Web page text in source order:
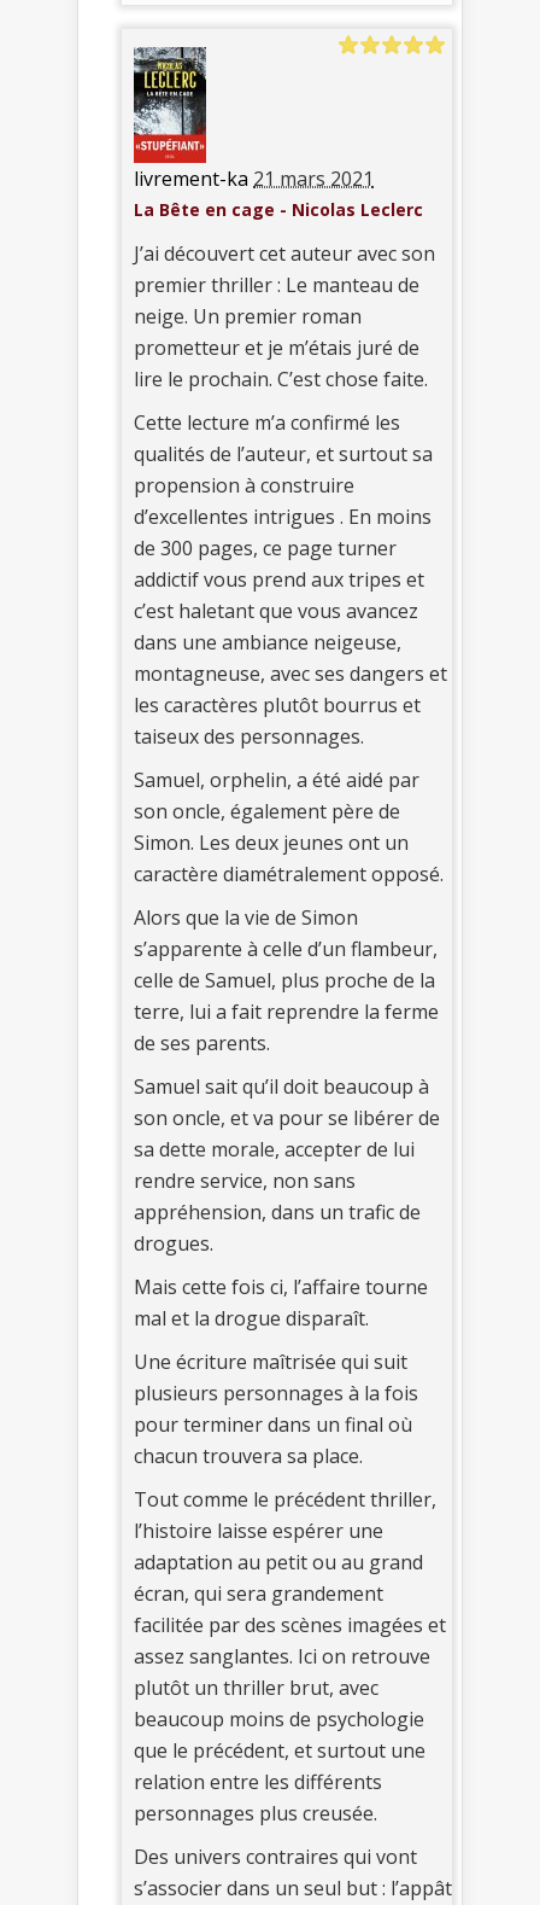
livrement-ka 21 mars 2021
La Bête en cage - Nicolas Leclerc
J’ai découvert cet auteur avec son
premier thriller : Le manteau de
neige. Un premier roman
prometteur et je m’étais juré de
lire le prochain. C’est chose faite.
Cette lecture m’a confirmé les
qualités de l’auteur, et surtout sa
propension à construire
d’excellentes intrigues . En moins
de 300 pages, ce page turner
addictif vous prend aux tripes et
c’est haletant que vous avancez
dans une ambiance neigeuse,
montagneuse, avec ses dangers et
les caractères plutôt bourrus et
taiseux des personnages.
Samuel, orphelin, a été aidé par
son oncle, également père de
Simon. Les deux jeunes ont un
caractère diamétralement opposé.
Alors que la vie de Simon
s’apparente à celle d’un flambeur,
celle de Samuel, plus proche de la
terre, lui a fait reprendre la ferme
de ses parents.
Samuel sait qu’il doit beaucoup à
son oncle, et va pour se libérer de
sa dette morale, accepter de lui
rendre service, non sans
appréhension, dans un trafic de
drogues.
Mais cette fois ci, l’affaire tourne
mal et la drogue disparaît.
Une écriture maîtrisée qui suit
plusieurs personnages à la fois
pour terminer dans un final où
chacun trouvera sa place.
Tout comme le précédent thriller,
l’histoire laisse espérer une
adaptation au petit ou au grand
écran, qui sera grandement
facilitée par des scènes imagées et
assez sanglantes. Ici on retrouve
plutôt un thriller brut, avec
beaucoup moins de psychologie
que le précédent, et surtout une
relation entre les différents
personnages plus creusée.
Des univers contraires qui vont
s’associer dans un seul but : l’appât